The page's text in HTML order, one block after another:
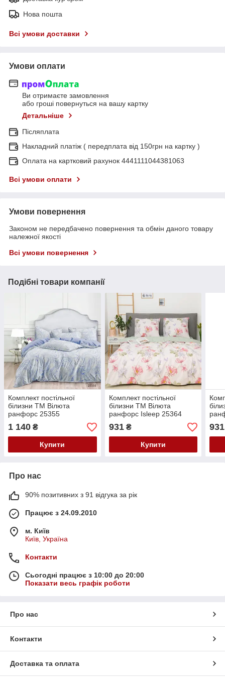
Нова пошта
Всі умови доставки
Умови оплати
Ви отримаєте замовлення
або гроші повернуться на вашу картку
Детальніше
Післяплата
Накладний платіж ( передплата від 150грн на картку )
Оплата на картковий рахунок 4441111044381063
Всі умови оплати
Умови повернення
Законом не передбачено повернення та обмін даного товару
належної якості
Всі умови повернення
Подібні товари компанії
Комплект постільної
білизни ТМ Вілюта
ранфорс 25355
1 140 ₴
Купити
Комплект постільної
білизни ТМ Вілюта
ранфорс Isleep 25364
931₴
Купити
931
Про нас
90% позитивних з 91 відгука за рік
Працює з 24.09.2010
м. Київ
Київ, Україна
Контакти
Сьогодні працює з 10:00 до 20:00
Показати весь графік роботи
Про нас
Контакти
Доставка та оплата